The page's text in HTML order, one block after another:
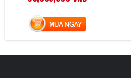
MUA NGAY